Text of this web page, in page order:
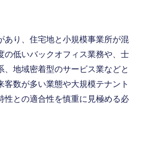
あり、住宅地と小規模事業所が混
の低いバックオフィス業務や、士
地域密着型のサービス業などと
客数が多い業態や大規模テナント
性との適合性を慎重に見極める必